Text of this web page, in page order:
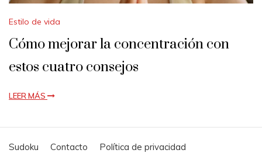
Estilo de vida
Cómo mejorar la concentración con
estos cuatro consejos
LEER MÁS
Sudoku Contacto Política de privacidad